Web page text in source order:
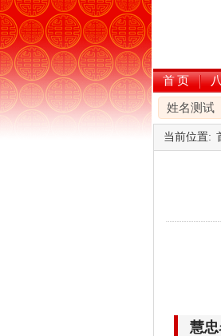
首页
姓名测试
当前位置:
慧忠